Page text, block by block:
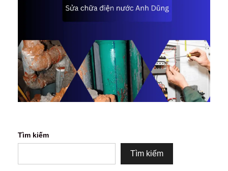
Tìm kiếm
Tìm kiếm